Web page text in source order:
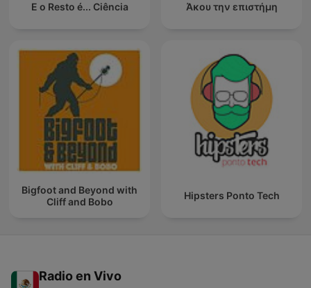
E o Resto é... Ciência Άκου την επιστήμη
Bigfoot and Beyond with
Cliff and Bobo
Hipsters Ponto Tech
Radio en Vivo